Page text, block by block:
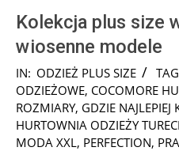
Kolekcja plus size
wiosenne modele
2024-
11-
14
IN: ODZIEŻ PLUS SIZE
ODZIEŻOWE, COCOMORE
ROZMIARY, GDZIE
HURTOWNIA ODZIEŻY
MODA XXL, PERFECTION,